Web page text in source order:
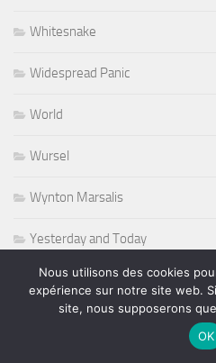
Whitesnake
Widespread Panic
World
Wursel
Wynton Marsalis
Yesterday and Today
Nous utilisons des cookies
expérience sur notre site web.
site, nous supposerons
OK